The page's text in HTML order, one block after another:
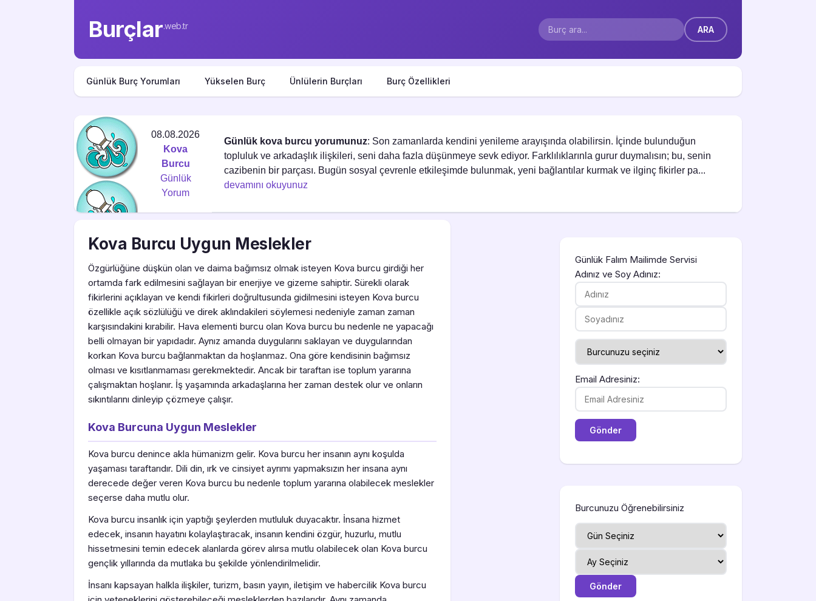
Burçlar.web.tr
Günlük Burç Yorumları Yükselen Burç Ünlülerin Burçları Burç Özellikleri
08.08.2026
Kova
Burcu
Günlük
Yorum
Günlük kova burcu yorumunuz: Son zamanlarda kendini yenileme arayışında olabilirsin. İçinde bulunduğun
topluluk ve arkadaşlık ilişkileri, seni daha fazla düşünmeye sevk ediyor. Farklılıklarınla gurur duymalısın; bu, senin
cazibenin bir parçası. Bugün sosyal çevrenle etkileşimde bulunmak, yeni bağlantılar kurmak ve ilginç fikirler pa...
devamını okuyunuz
Kova Burcu Uygun Meslekler
Özgürlüğüne düşkün olan ve daima bağımsız olmak isteyen Kova burcu girdiği her
ortamda fark edilmesini sağlayan bir enerjiye ve gizeme sahiptir. Sürekli olarak
fikirlerini açıklayan ve kendi fikirleri doğrultusunda gidilmesini isteyen Kova burcu
özellikle açık sözlülüğü ve direk aklındakileri söylemesi nedeniyle zaman zaman
karşısındakini kırabilir. Hava elementi burcu olan Kova burcu bu nedenle ne yapacağı
belli olmayan bir yapıdadır. Aynız amanda duygularını saklayan ve duygularından
korkan Kova burcu bağlanmaktan da hoşlanmaz. Ona göre kendisinin bağımsız
olması ve kısıtlanmaması gerekmektedir. Ancak bir taraftan ise toplum yararına
çalışmaktan hoşlanır. İş yaşamında arkadaşlarına her zaman destek olur ve onların
sıkıntılarını dinleyip çözmeye çalışır.
Kova Burcuna Uygun Meslekler
Kova burcu denince akla hümanizm gelir. Kova burcu her insanın aynı koşulda
yaşaması taraftarıdır. Dili din, ırk ve cinsiyet ayrımı yapmaksızın her insana aynı
derecede değer veren Kova burcu bu nedenle toplum yararına olabilecek meslekler
seçerse daha mutlu olur.
Kova burcu insanlık için yaptığı şeylerden mutluluk duyacaktır. İnsana hizmet
edecek, insanın hayatını kolaylaştıracak, insanın kendini özgür, huzurlu, mutlu
hissetmesini temin edecek alanlarda görev alırsa mutlu olabilecek olan Kova burcu
gençlik yıllarında da mutlaka bu şekilde yönlendirilmelidir.
İnsanı kapsayan halkla ilişkiler, turizm, basın yayın, iletişim ve habercilik Kova burcu
Günlük Falım Mailimde Servisi
Adınız ve Soy Adınız:
Email Adresiniz:
Burcunuzu Öğrenebilirsiniz